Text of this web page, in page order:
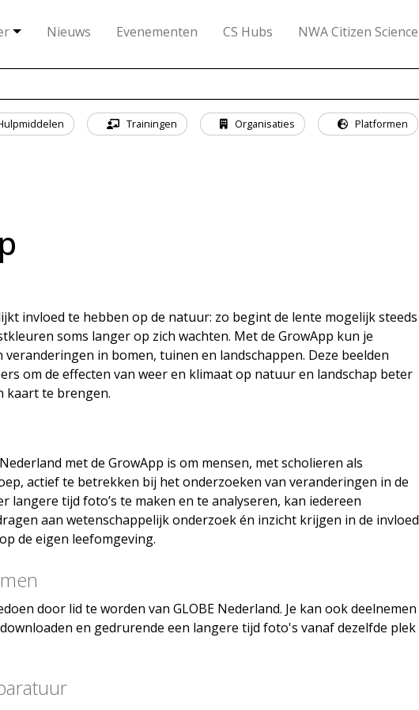
Nieuws Evenementen CS Hubs NWA Citizen Science
Trainingen Organisaties Platformen
invloed te hebben op de natuur: zo begint de lente mogelijk steeds
soms langer op zich wachten. Met de GrowApp kun je
veranderingen in bomen, tuinen en landschappen. Deze beelden
om de effecten van weer en klimaat op natuur en landschap beter
kaart te brengen.
met de GrowApp is om mensen, met scholieren als
actief te betrekken bij het onderzoeken van veranderingen in de
langere tijd foto’s te maken en te analyseren, kan iedereen
aan wetenschappelijk onderzoek én inzicht krijgen in de invloed
de eigen leefomgeving.
door lid te worden van GLOBE Nederland. Je kan ook deelnemen
en gedrurende een langere tijd foto's vanaf dezelfde plek